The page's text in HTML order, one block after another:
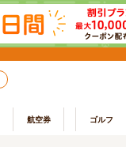
航空券 ゴルフ